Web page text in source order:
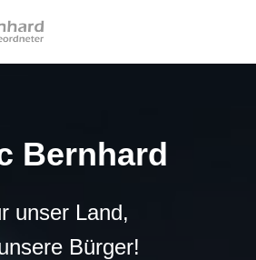
Bernhard
unser Land,
Bürger!